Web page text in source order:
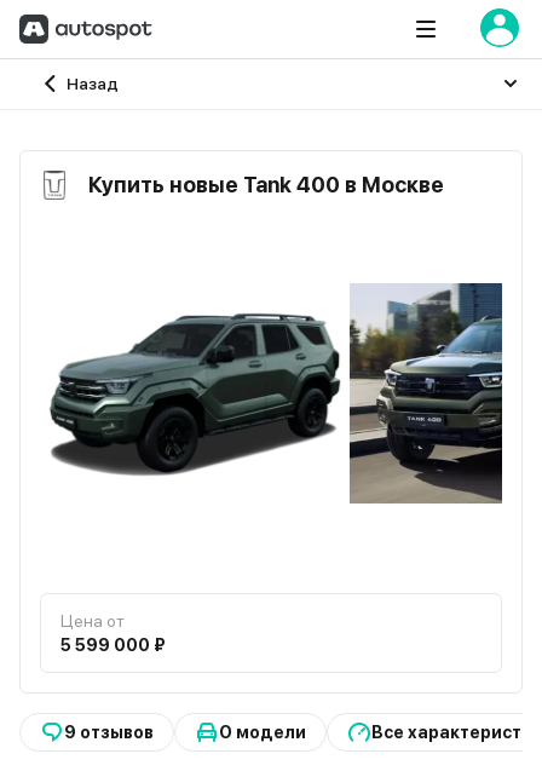
Назад
Главная
Купить новые Tank 400 в Москве
Цена от
5 599 000 ₽
9 отзывов О модели Все